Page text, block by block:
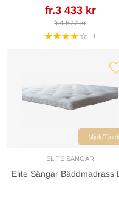
fr.3 433 kr
fr.4 577 kr
1
Mjuk/Tjock
ELITE SÄNGAR
Elite Sängar Bäddmadrass